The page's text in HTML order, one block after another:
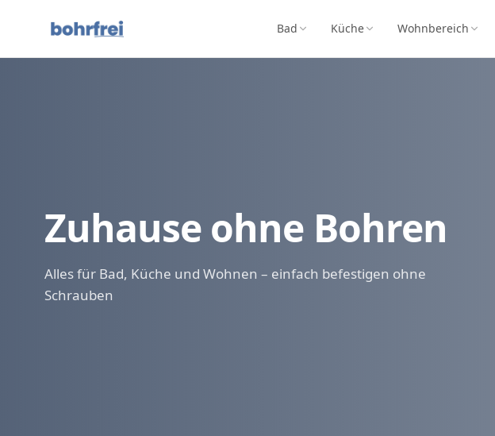
Bad Küche Wohnbereich
Zuhause ohne Bohren
Alles für Bad, Küche und Wohnen – einfach befestigen ohne
Schrauben